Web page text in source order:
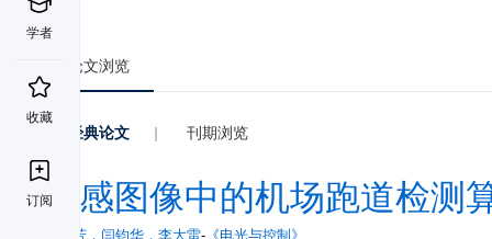
学者
收藏
订阅
论文浏览
经典论文 | 刊期浏览
遥感图像中的机场跑道检测
艾淑芳 ， 闫钧华 ， 李大雷- 《电光与控制》